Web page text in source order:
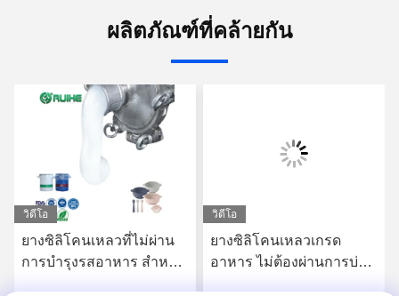
ผลิตภัณฑ์ที่คล้ายกัน
วิดีโอ
ยางซิลิโคนเหลวที่ไม่ผ่าน
การบํารุงรสอาหาร สําหรับ
วิดีโอ
ยางซิลิโคนเหลวเกรด
อาหาร ไม่ต้องผ่านการบ่ม